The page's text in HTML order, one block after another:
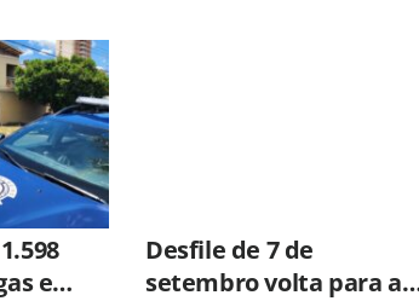
e
Desfile de 7 de
setembro volta para a